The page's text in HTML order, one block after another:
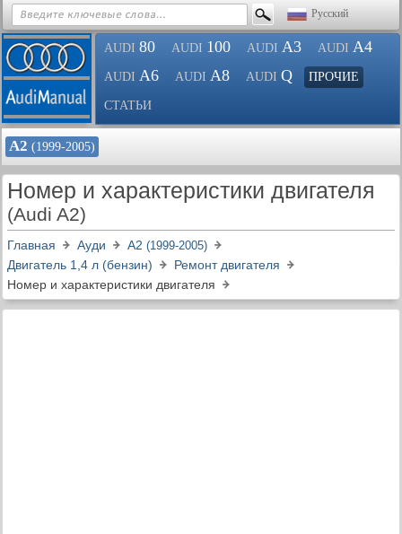
Русский
AUDI 80 AUDI 100 AUDI A3 AUDI A4
AUDI A6 AUDI A8 AUDI Q ПРОЧИЕ
СТАТЬИ
А2 (1999-2005)
Номер и характеристики двигателя
(Audi A2)
Главная Ауди А2 (1999-2005)
Двигатель 1,4 л (бензин)
Ремонт двигателя
Номер и характеристики двигателя